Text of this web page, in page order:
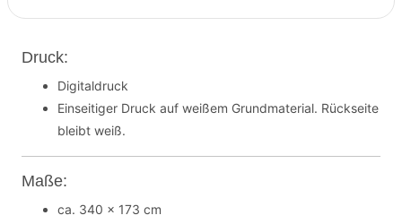
Druck:
Digitaldruck
Einseitiger Druck auf weißem Grundmaterial. Rückseite
bleibt weiß.
Maße:
ca. 340 x 173 cm